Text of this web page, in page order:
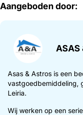
Aangeboden door:
ASAS
Asas & Astros is een
vastgoedbemiddeling,
Leiria.
Wij werken op een